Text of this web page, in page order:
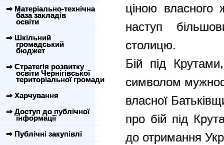
⇒ Матеріально-технічна
база закладів
освіти
⇒ Шкільний
громадський
бюджет
⇒ Стратегія розвитку
освіти Чернігівської
територіальної громади
⇒ Харчування
⇒ Доступ до публічної
інформації
⇒ Публічні закупівлі
ціною власного
наступ
столицю.
Бій під
символом
власної
про бій під
до отримання